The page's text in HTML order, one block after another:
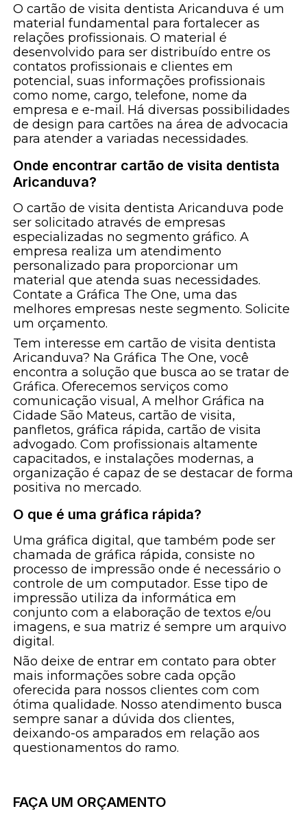
O cartão de visita dentista Aricanduva é um
material fundamental para fortalecer as
relações profissionais. O material é
desenvolvido para ser distribuído entre os
contatos profissionais e clientes em
potencial, suas informações profissionais
como nome, cargo, telefone, nome da
empresa e e-mail. Há diversas possibilidades
de design para cartões na área de advocacia
para atender a variadas necessidades.
Onde encontrar cartão de visita dentista
Aricanduva?
O cartão de visita dentista Aricanduva pode
ser solicitado através de empresas
especializadas no segmento gráfico. A
empresa realiza um atendimento
personalizado para proporcionar um
material que atenda suas necessidades.
Contate a Gráfica The One, uma das
melhores empresas neste segmento. Solicite
um orçamento.
Tem interesse em cartão de visita dentista
Aricanduva? Na Gráfica The One, você
encontra a solução que busca ao se tratar de
Gráfica. Oferecemos serviços como
comunicação visual, A melhor Gráfica na
Cidade São Mateus, cartão de visita,
panfletos, gráfica rápida, cartão de visita
advogado. Com profissionais altamente
capacitados, e instalações modernas, a
organização é capaz de se destacar de forma
positiva no mercado.
O que é uma gráfica rápida?
Uma gráfica digital, que também pode ser
chamada de gráfica rápida, consiste no
processo de impressão onde é necessário o
controle de um computador. Esse tipo de
impressão utiliza da informática em
conjunto com a elaboração de textos e/ou
imagens, e sua matriz é sempre um arquivo
digital.
Não deixe de entrar em contato para obter
mais informações sobre cada opção
oferecida para nossos clientes com com
ótima qualidade. Nosso atendimento busca
sempre sanar a dúvida dos clientes,
deixando-os amparados em relação aos
questionamentos do ramo.
FAÇA UM ORÇAMENTO